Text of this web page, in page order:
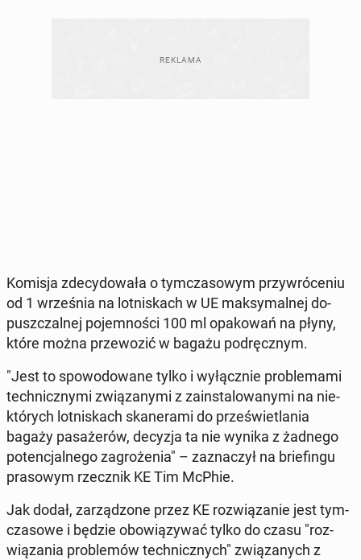
Komisja zde­cy­do­wa­ła o tym­cza­so­wym przy­wró­ce­niu
od 1 wrze­śnia na lot­ni­skach w UE mak­sy­mal­nej do­
pusz­czal­nej po­jem­no­ści 100 ml opa­ko­wań na płyny,
które można prze­wo­zić w bagażu pod­ręcz­nym.
"Jest to spo­wo­do­wa­ne tylko i wy­łącz­nie pro­ble­ma­mi
tech­nicz­ny­mi zwią­za­ny­mi z za­in­sta­lo­wa­ny­mi na nie­
któ­rych lot­ni­skach ska­ne­ra­mi do prze­świe­tla­nia
bagaży pa­sa­że­rów, decyzja ta nie wynika z żadnego
po­ten­cjal­ne­go za­gro­że­nia" – za­zna­czył na brie­fin­gu
pra­so­wym rzecz­nik KE Tim McPhie.
Jak dodał, za­rzą­dzo­ne przez KE roz­wią­za­nie jest tym­
cza­so­we i będzie obo­wią­zy­wać tylko do czasu "roz­
wią­za­nia pro­ble­mów tech­nicz­nych" zwią­za­nych z